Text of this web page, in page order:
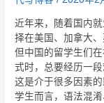
近年来，随着国内
择在美国、加拿大
但中国的留学生们
式时，总要经历一段
这是介于很多因素
学生而言，语法混